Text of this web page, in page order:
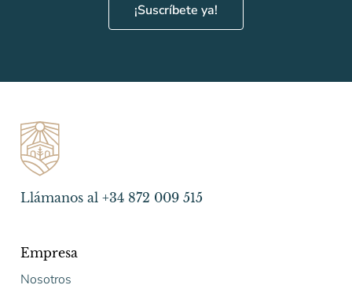
¡Suscríbete ya!
Llámanos al +34 872 009 515
Empresa
Nosotros